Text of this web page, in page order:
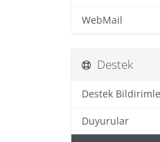
WebMail
Destek
Destek
Duyurular